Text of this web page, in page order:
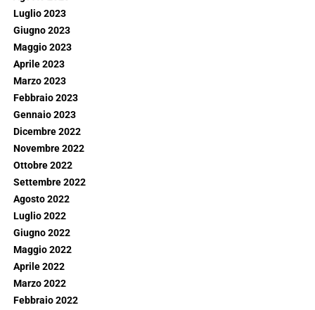
Luglio 2023
Giugno 2023
Maggio 2023
Aprile 2023
Marzo 2023
Febbraio 2023
Gennaio 2023
Dicembre 2022
Novembre 2022
Ottobre 2022
Settembre 2022
Agosto 2022
Luglio 2022
Giugno 2022
Maggio 2022
Aprile 2022
Marzo 2022
Febbraio 2022